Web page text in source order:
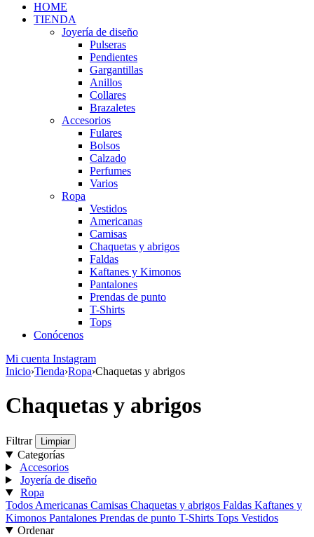
HOME
TIENDA
Joyería de diseño
Pulseras
Pendientes
Gargantillas
Anillos
Collares
Brazaletes
Accesorios
Fulares
Bolsos
Calzado
Perfumes
Varios
Ropa
Vestidos
Americanas
Camisas
Chaquetas y abrigos
Faldas
Kaftanes y Kimonos
Pantalones
Prendas de punto
T-Shirts
Tops
Conócenos
Mi cuenta Instagram
Inicio›Tienda›Ropa›Chaquetas y abrigos
Chaquetas y abrigos
Filtrar Limpiar
Categorías
Accesorios
Joyería de diseño
Ropa
Todos Americanas Camisas Chaquetas y abrigos Faldas Kaftanes y
Kimonos Pantalones Prendas de punto T-Shirts Tops Vestidos
Ordenar